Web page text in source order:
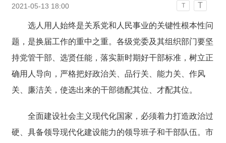
2021-05-13 18:00 T T
选人用人始终是关系党和人民事业的关键性根本性问
题，是换届工作的重中之重。各级党委及其组织部门要坚
持党管干部、选贤任能，落实新时期好干部标准，树立正
确用人导向，严格把好政治关、品行关、能力关、作风
关、廉洁关，使选出来的干部德配其位、才配其位。
全面建设社会主义现代化国家，必须着力打造政治过
硬、具备领导现代化建设能力的领导班子和干部队伍。市